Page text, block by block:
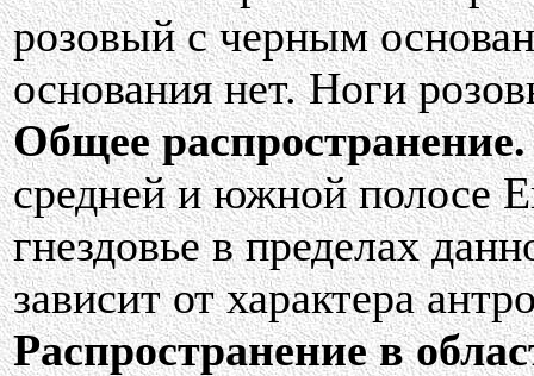
розовый с черным
основания нет. Ноги
Общее распространение.
средней и южной полосе
гнездовье в пределах
зависит от характера
Распространение в